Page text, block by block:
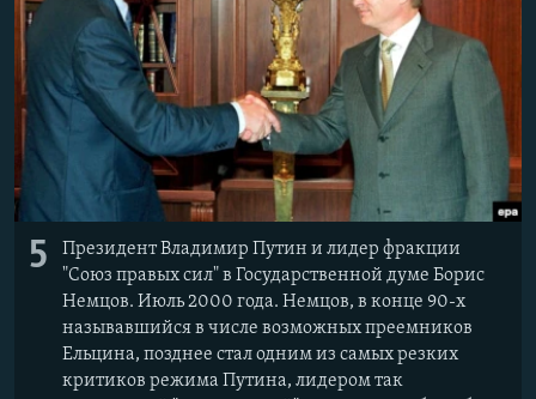
Հայերեն
English
Русский
Все сайты Радио Азатутюн
5
Президент Владимир Путин и лидер фракции
"Союз правых сил" в Государственной думе Борис
Немцов. Июль 2000 года. Немцов, в конце 90-х
называвшийся в числе возможных преемников
Ельцина, позднее стал одним из самых резких
критиков режима Путина, лидером так